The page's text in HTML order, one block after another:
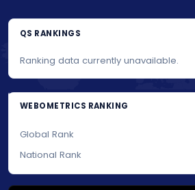
QS RANKINGS
Ranking data currently unavailable.
WEBOMETRICS RANKING
Global Rank
National Rank